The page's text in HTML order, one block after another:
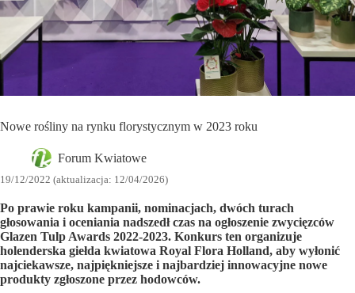
Nowe rośliny na rynku florystycznym w 2023 roku
Forum Kwiatowe
19/12/2022 (aktualizacja: 12/04/2026)
Po prawie roku kampanii, nominacjach, dwóch turach
głosowania i oceniania nadszedł czas na ogłoszenie zwycięzców
Glazen Tulp Awards 2022-2023. Konkurs ten organizuje
holenderska giełda kwiatowa Royal Flora Holland, aby wyłonić
najciekawsze, najpiękniejsze i najbardziej innowacyjne nowe
produkty zgłoszone przez hodowców.